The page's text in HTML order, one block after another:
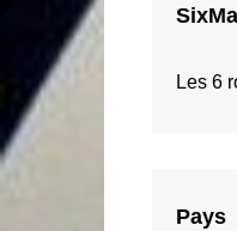
Les 6
Pays